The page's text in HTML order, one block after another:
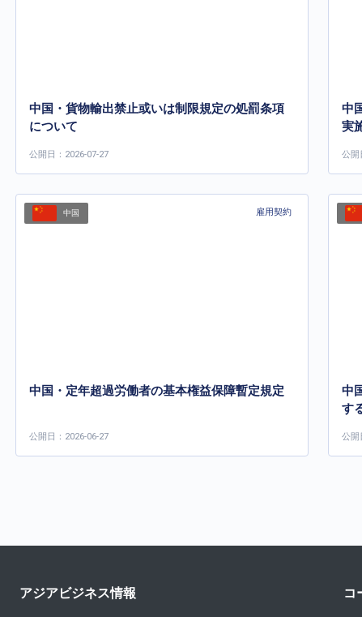
中国・貨物輸出禁止或いは制限規定の処罰条項
について
公開日：2026-07-27
中
実
公開
中国 雇用契約
中国・定年超過労働者の基本権益保障暫定規定
公開日：2026-06-27
中
す
公開
アジアビジネス情報 コ